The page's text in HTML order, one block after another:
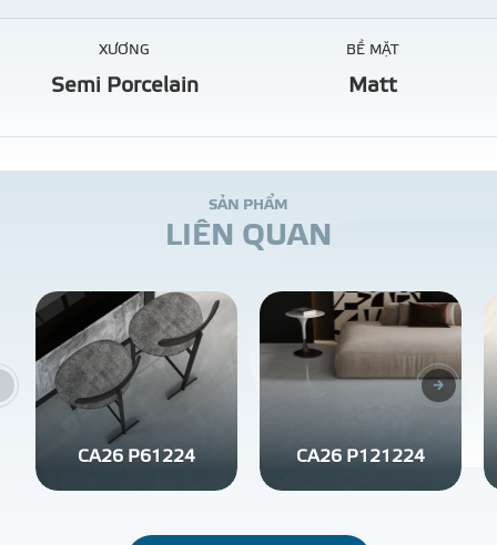
XƯƠNG
Semi Porcelain
BỀ MẶT
Matt
SẢN PHẨM
LIÊN QUAN
CA26 P61224 CA26 P121224